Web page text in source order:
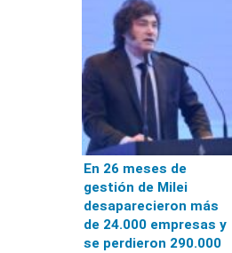
En 26 meses de
gestión de Milei
desaparecieron más
de 24.000 empresas y
se perdieron 290.000